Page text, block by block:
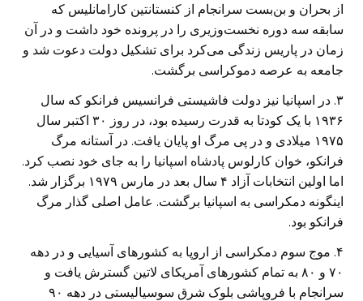
از بحران و بن‌بست سرانجام از کنستانتین کارامانلیس که
سابقه سه دوره نخست‌وزیری را در پرونده خود داشت و در آن
زمان در پاریس زندگی می‌کرد برای تشکیل دولت دعوت شد و
جامعه به عرصه دموکراسی برگشت.
۳. در اسپانیا نیز دولت فاشیستی فرانسیس فرانکو که سال
۱۹۳۶ با یک کودتا به قدرت رسیده بود، در روز ۳۰ اکتبر سال
۱۹۷۵ میلادی و در پی مرگ او پایان یافت. در آستانه مرگ
فرانکو، خوان کارلوس پادشاه اسپانیا را به جای خود نصب کرد.
اما اولین انتخابات آزاد ۴ سال بعد در مارس ۱۹۷۹ برگزار شد.
اینگونه دمکراسی به اسپانیا برگشت. عامل اصلی گذار مرگ
فرانکو بود.
۴. موج سوم دمکراسی از اروپا به کشورهای آسیایی و در دهه
۷۰ و ۸۰ به تمام کشورهای آمریکای لاتین گسترش یافت و
سرانجام با فروپاشی بلوک شرق سوسیالیستی در دهه ۹۰